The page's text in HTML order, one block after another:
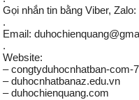
Gọi nhắn tin bằng Viber,
.
Email:
.
Website:
– congtyduhocnhatban-com-
– duhocnhatbanaz.edu.vn
– duhochienquang.com